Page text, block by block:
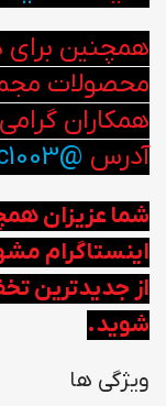
همچنین برای
محصولات
همکاران
آدرس @ic1003
شما عزیزان
اینستاگرام
از جدیدترین
شوید.
ویژگی ها